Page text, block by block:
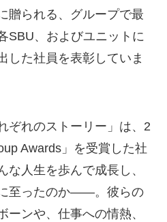
贈られる、グループで最
SBU、およびユニットに
した社員を表彰していま
ぞれのストーリー」は、2
Awards」を受賞した社
な人生を歩んで成長し、
至ったのか——。彼らの
ーンや、仕事への情熱、